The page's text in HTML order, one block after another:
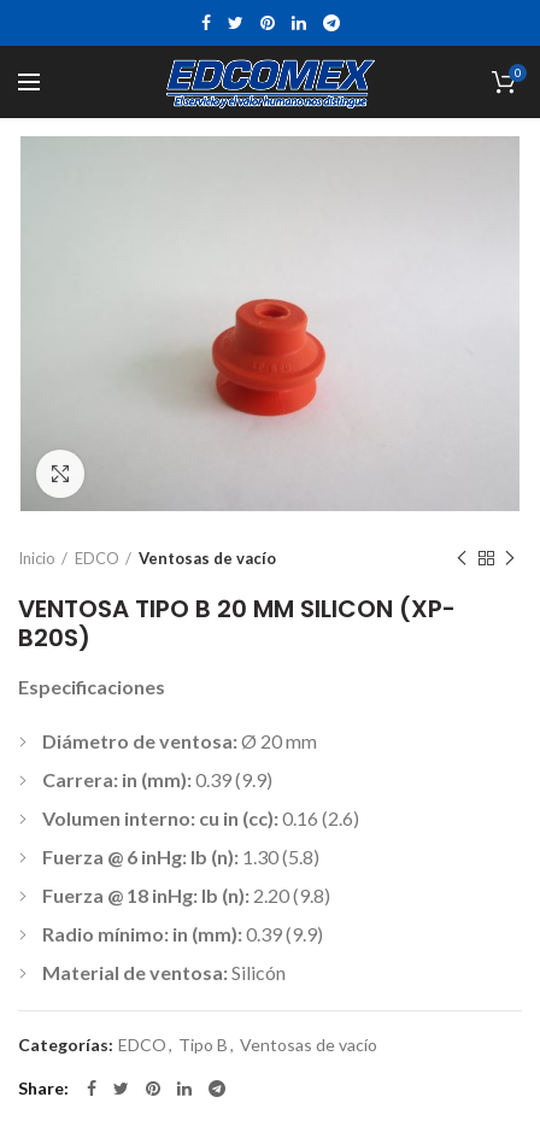
0
Inicio EDCO Ventosas de vacío
VENTOSA TIPO B 20 MM SILICON (XP-
B20S)
Especificaciones
Diámetro de ventosa:Ø 20 mm
Carrera: in (mm):0.39 (9.9)
Volumen interno: cu in (cc):0.16 (2.6)
Fuerza @ 6 inHg: lb (n): 1.30 (5.8)
Fuerza @ 18 inHg: lb (n): 2.20 (9.8)
Radio mínimo: in (mm):0.39 (9.9)
Material de ventosa:Silicón
Categorías: EDCO, Tipo B, Ventosas de vacío
Share